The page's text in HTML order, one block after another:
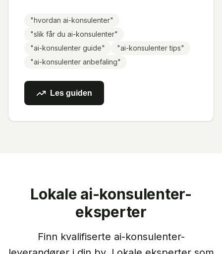
"hvordan ai-konsulenter"
"slik får du ai-konsulenter"
"ai-konsulenter guide" "ai-konsulenter tips"
"ai-konsulenter anbefaling"
Les guiden
Lokale ai-konsulenter-
eksperter
Finn kvalifiserte ai-konsulenter-